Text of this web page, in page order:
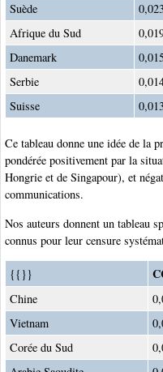
Suède
Afrique du Sud
Danemark
Serbie
Suisse
Ce tableau donne une idée de la
pondérée positivement par la
Hongrie et de Singapour), et
communications.
Nos auteurs donnent un tableau
connus pour leur censure
{{}}
Chine
Vietnam
Corée du Sud